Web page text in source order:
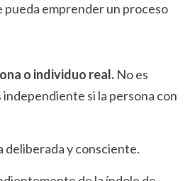
pueda emprender un proceso
o individuo real. No es
si la persona con
deliberada y consciente.